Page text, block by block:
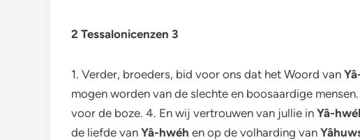
2 Tessalonicenzen 3
1. Verder, broeders, bid voor ons dat het Woord van
mogen worden van de slechte en boosaardige
voor de boze. 4. En wij vertrouwen van jullie in Yâ-
de liefde van Yâ-hwéh en op de volharding van